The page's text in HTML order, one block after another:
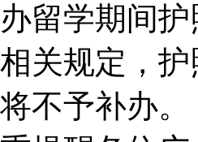
留学期间
关规定，
不予补办。